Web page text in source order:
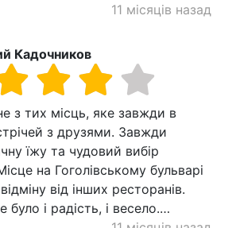
11 місяців назад
Кадочников
з тих місць, яке завжди в
з друзями. Завжди
їжу та чудовий вибір
на Гоголівському бульварі
від інших ресторанів.
було і радість, і весело.…